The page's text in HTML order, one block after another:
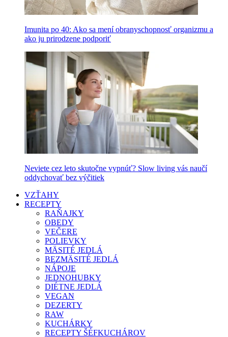
Imunita po 40: Ako sa mení obranyschopnosť organizmu a
ako ju prirodzene podporiť
Neviete cez leto skutočne vypnúť? Slow living vás naučí
oddychovať bez výčitiek
VZŤAHY
RECEPTY
RAŇAJKY
OBEDY
VEČERE
POLIEVKY
MÄSITÉ JEDLÁ
BEZMÄSITÉ JEDLÁ
NÁPOJE
JEDNOHUBKY
DIÉTNE JEDLÁ
VEGAN
DEZERTY
RAW
KUCHÁRKY
RECEPTY ŠÉFKUCHÁROV